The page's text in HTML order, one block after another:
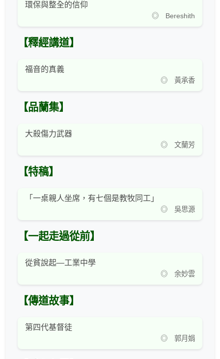
環保與整全的信仰
◎ Bereshith
【釋經講道】
福音的真義
◎ 黃承香
【品蘭集】
大殺傷力武器
◎ 文蘭芳
【特稿】
「一桌親人坐席，有七個是教牧同工」
◎ 吳思源
【一起走過從前】
從貧說起—工業中學
◎ 余妙雲
【傳道故事】
第四代基督徒
◎ 郭月娟